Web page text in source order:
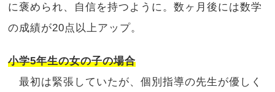
に褒められ、自信を持つように。数ヶ月後には数学
の成績が20点以上アップ。
小学5年生の女の子の場合
最初は緊張していたが、個別指導の先生が優しく